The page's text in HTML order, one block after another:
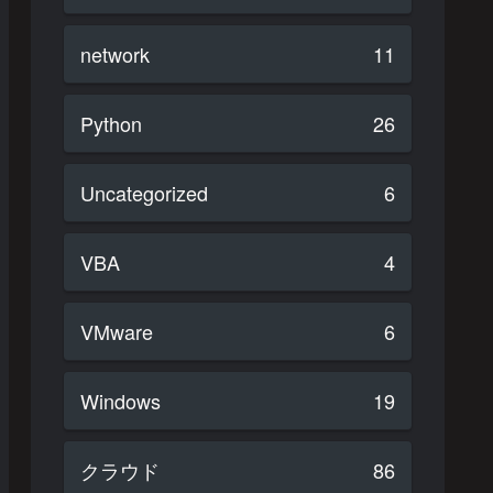
network 11
Python 26
Uncategorized 6
VBA 4
VMware 6
Windows 19
クラウド 86